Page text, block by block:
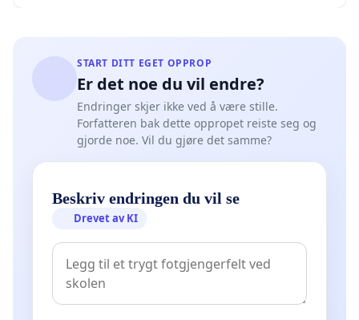
START DITT EGET OPPROP
Er det noe du vil endre?
Endringer skjer ikke ved å være stille.
Forfatteren bak dette oppropet reiste seg og
gjorde noe. Vil du gjøre det samme?
Beskriv endringen du vil se
Drevet av KI